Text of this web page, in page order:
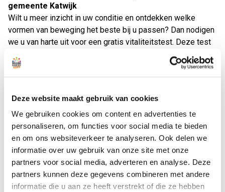
Deze website maakt gebruik van cookies
We gebruiken cookies om content en advertenties te
personaliseren, om functies voor social media te bieden
en om ons websiteverkeer te analyseren. Ook delen we
informatie over uw gebruik van onze site met onze
partners voor social media, adverteren en analyse. Deze
partners kunnen deze gegevens combineren met andere
informatie die u aan ze heeft verstrekt of die ze hebben
gemeente Katwijk
Wilt u meer inzicht in uw conditie en ontdekken welke
vormen van beweging het beste bij u passen? Dan nodigen
we u van harte uit voor een gratis vitaliteitstest. Deze test
duurt ongeveer 1 uur en is speciaal ontwikkeld voor 65-
plussers. Het helpt u uw kracht, balans en algehele
gezondheid beter te begrijpen. De test bestaat uit een
voeding tips en eenvoudige oefeningen die uw belans en
spierkacht in kaart brengen. Tot slot krijgt u een persoonlijk
beweegadvies afgestemd op uw mogelijkheden en
wensen. De testen worden uitgevoerd door ervaren
fysiotherapeuten, diëtisten en beweegmakelaars.
Waar en wanneer?